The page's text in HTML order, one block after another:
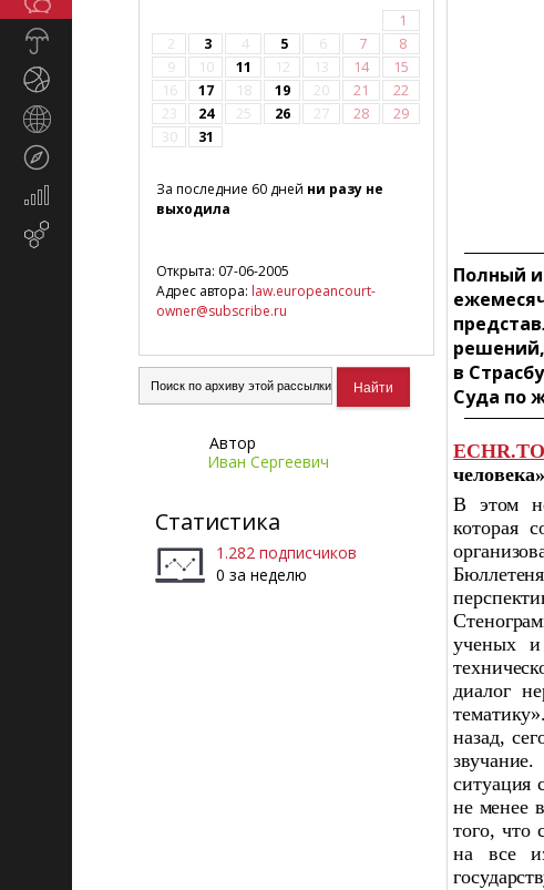
Экономика
1
2
3 4 5 6 7
8
9
10 11 12 13 14
15
16
17 18 19 20 21
22
23
24 25 26 27 28
29
30
31
За последние 60 дней ни разу не
выходила
Открыта: 07-06-2005
Адрес автора: law.europeancourt-
owner@subscribe.ru
Автор
Иван Сергеевич
Статистика
1.282 подписчиков
0 за неделю
Полный
в
Суда по
человека»
В этом
которая
ученых
диалог
назад,
ситуация
не менее
того, что
на все